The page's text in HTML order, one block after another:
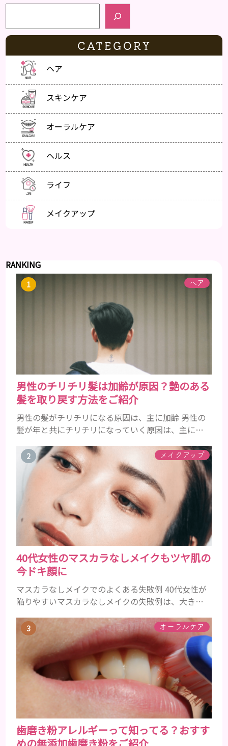
検索
CATEGORY
ヘア
スキンケア
オーラルケア
ヘルス
ライフ
メイクアップ
RANKING
ヘア
男性のチリチリ髪は加齢が原因？艶のある
髪を取り戻す方法をご紹介
男性の髪がチリチリになる原因は、主に加齢 男性の
髪が年と共にチリチリになっていく原因は、主に加
にツヤがあった男性も、いつのまにか髪がチリチリ
でペタンとするようになったと感じる人もいるでし
ょう。特に大人の男性としての魅力が出てくる40代
以降の男性に悩んでいる人が多い傾向があります。
髪が生え変わるサイクルは、年齢と共に乱れていき
ます。髪が太くならないま...
メイクアップ
40代女性のマスカラなしメイクもツヤ肌の
今ドキ顔に
マスカラなしメイクでのよくある失敗例 40代女性が
陥りやすいマスカラなしメイクの失敗例は、大きく
やけて見える ②アイシャドウやアイラインで濃くな
りがち ③ファンデーションの粗が目立ち、老けて見
える ①アイメイクにメリハリがなくぼやけて見える
いつものメイクにただマスカラを除いただけでは、
メリハリがなく腑抜けた印象になり、目元が引き締ま
らず、ぼやけて見...
オーラルケア
歯磨き粉アレルギーって知ってる？おすす